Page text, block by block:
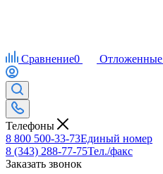
Сравнение0 Отложенные
Телефоны
8 800 500-33-73Единый номер
8 (343) 288-77-75Тел./факс
Заказать звонок